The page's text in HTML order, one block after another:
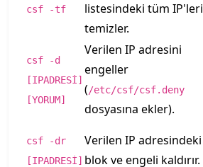
csf -tf
listesindeki tüm IP'leri
temizler.
csf -d
[IPADRESİ]
[YORUM]
Verilen IP adresini
engeller
(/etc/csf/csf.deny
dosyasına ekler).
csf -dr
[IPADRESİ]
Verilen IP adresindeki
blok ve engeli kaldırır.